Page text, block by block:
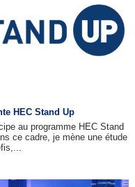
HEC Stand Up
au programme HEC Stand
ce cadre, je mène une étude